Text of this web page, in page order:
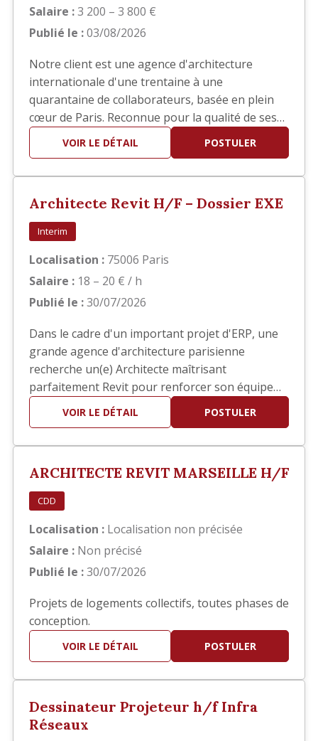
Salaire :3 200 – 3 800 €
Publié le :03/08/2026
Notre client est une agence d'architecture
internationale d'une trentaine à une
quarantaine de collaborateurs, basée en plein
cœur de Paris. Reconnue pour la qualité de ses
réalisations, elle développe des projets
d'architecture haut de gamme en France et à
Architecte confirmé(e) pour interv…
VOIR LE DÉTAIL POSTULER
Architecte Revit H/F – Dossier EXE
Interim
Localisation : 75006 Paris
Salaire : 18 – 20 € / h
Publié le :30/07/2026
Dans le cadre d'un important projet d'ERP, une
grande agence d'architecture parisienne
recherche un(e) Architecte maîtrisant
parfaitement Revit pour renforcer son équipe
en phase EXE. Vos missions Vous interviendrez
principalement sur la réalisation des documents
repérage. Production et mis…
VOIR LE DÉTAIL POSTULER
ARCHITECTE REVIT MARSEILLE H/F
CDD
Localisation : Localisation non précisée
Salaire : Non précisé
Publié le :30/07/2026
Projets de logements collectifs, toutes phases de
conception.
VOIR LE DÉTAIL POSTULER
Dessinateur Projeteur h/f Infra
Réseaux